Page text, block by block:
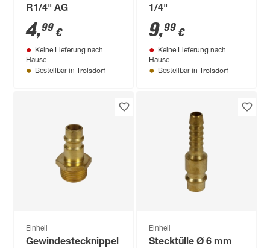
R1/4" AG
4,99 €
Keine Lieferung nach
Hause
Bestellbar in Troisdorf
1/4"
9,99 €
Keine Lieferung nach
Hause
Bestellbar in Troisdorf
Einhell
Gewindestecknippel
Einhell
Stecktülle Ø 6 mm